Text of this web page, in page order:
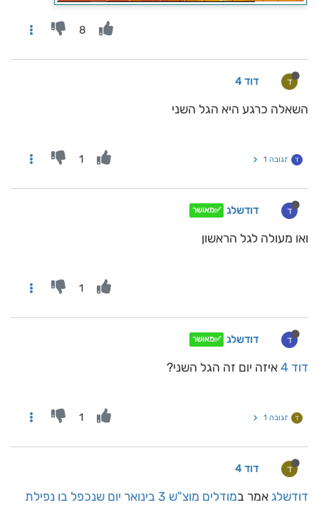
8
ד דוד 4
השאלה כרגע היא הגל השני
ד תגובה 1 1
ד דודשלג ✅מאושר
ואו מעולה לגל הראשון
1
ד דודשלג ✅מאושר
דוד 4 איזה יום זה הגל השני?
ד תגובה 1 1
ד דוד 4
דודשלג אמר ב
מודלים מוצ"ש 3 בינואר יום שנכפל בו נפילת